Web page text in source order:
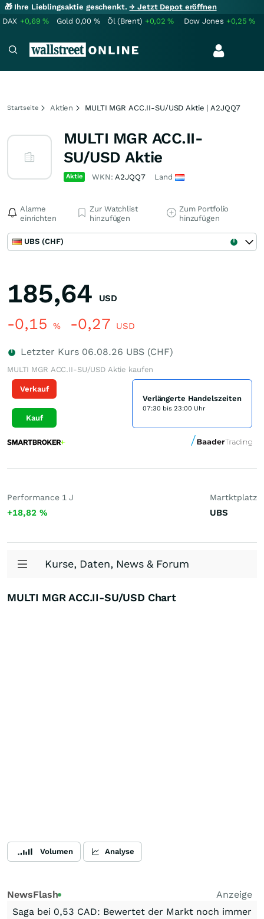
🎁 Ihre Lieblingsaktie geschenkt.→ Jetzt Depot eröffnen
DAX +0,69% Gold 0,00 % Öl (Brent) +0,02% Dow Jones +0,25%
Startseite Aktien MULTI MGR ACC.II-SU/USD Aktie | A2JQQ7
MULTI MGR ACC.II-
SU/USD Aktie
Aktie WKN:A2JQQ7 Land
Alarme
einrichten
Zur Watchlist
hinzufügen
Zum Portfolio
hinzufügen
UBS (CHF)
185,64 USD
-0,15 % -0,27 USD
Letzter Kurs 06.08.26 UBS (CHF)
MULTI MGR ACC.II-SU/USD Aktie kaufen
Verkauf
Kauf
Verlängerte Handelszeiten
07:30 bis 23:00 Uhr
Performance 1 J
+18,82 %
Martktplatz
UBS
Kurse, Daten, News & Forum
MULTI MGR ACC.II-SU/USD Chart
Volumen Analyse
NewsFlash
Anzeige
Saga bei 0,53 CAD: Bewertet der Markt noch immer